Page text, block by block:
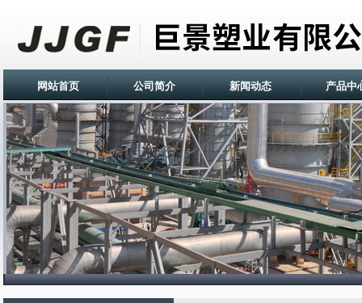
网站首页 公司简介 新闻动态 产品中